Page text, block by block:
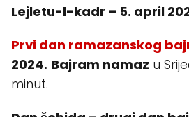
Lejletu-l-kadr – 5. april
Prvi dan ramazanskog
2024. Bajram namaz u
minut.